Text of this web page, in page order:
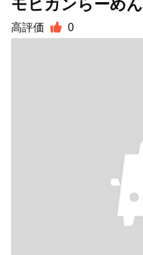
高評価 0